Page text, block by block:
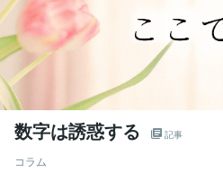
数字は誘惑する 記事
コラム